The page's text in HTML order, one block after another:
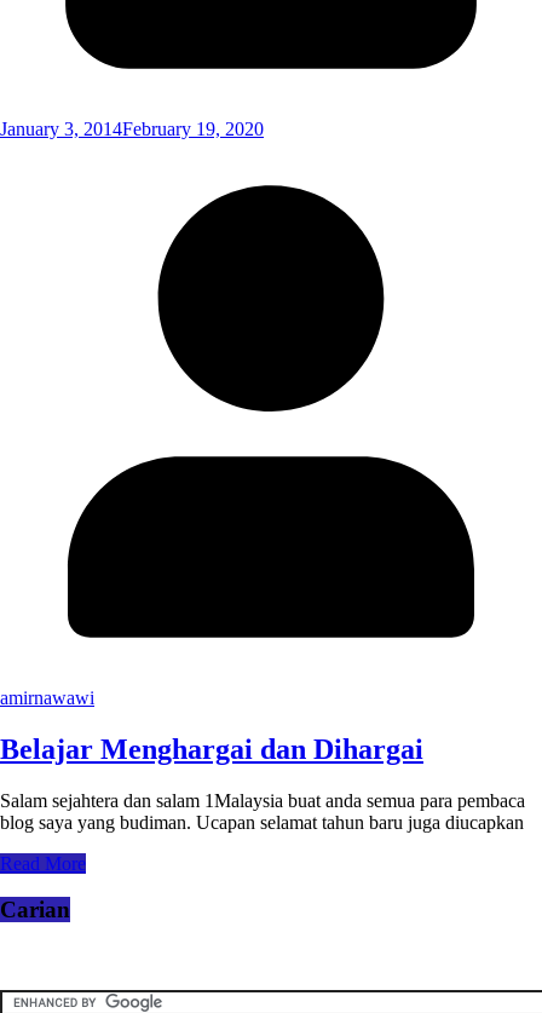
January 3, 2014February 19, 2020
amirnawawi
Belajar Menghargai dan Dihargai
Salam sejahtera dan salam 1Malaysia buat anda semua para pembaca
blog saya yang budiman. Ucapan selamat tahun baru juga diucapkan
Read More
Carian